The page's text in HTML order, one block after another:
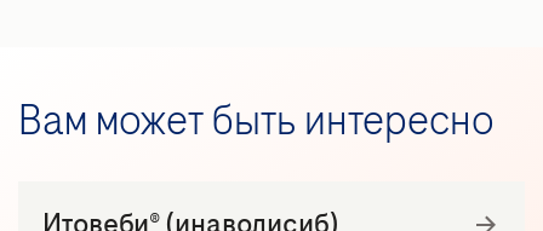
Вам может быть интересно